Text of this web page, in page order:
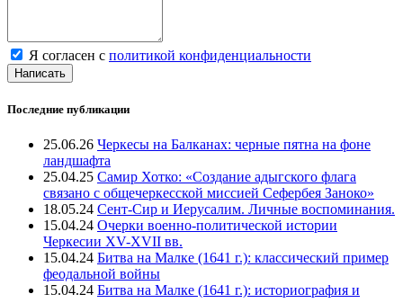
Я согласен с политикой конфиденциальности
Написать
Последние публикации
25.06.26 Черкесы на Балканах: черные пятна на фоне
ландшафта
25.04.25 Самир Хотко: «Создание адыгского флага
связано с общечеркесской миссией Сефербея Заноко»
18.05.24 Сент-Сир и Иерусалим. Личные воспоминания.
15.04.24 Очерки военно-политической истории
Черкесии XV-XVII вв.
15.04.24 Битва на Малке (1641 г.): классический пример
феодальной войны
15.04.24 Битва на Малке (1641 г.): историография и